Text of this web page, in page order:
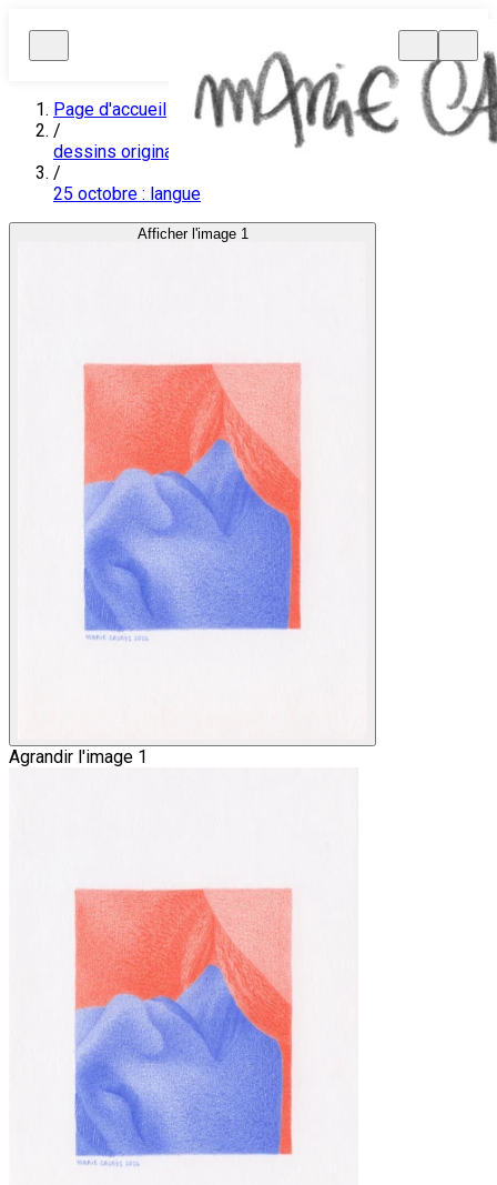
Page d'accueil
/
dessins originaux
/
25 octobre : langue
Afficher l'image 1
Agrandir l'image 1